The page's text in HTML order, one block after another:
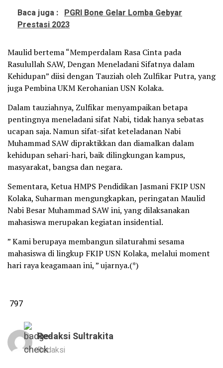
Baca juga : PGRI Bone Gelar Lomba Gebyar
Prestasi 2023
Maulid bertema “Memperdalam Rasa Cinta pada
Rasulullah SAW, Dengan Meneladani Sifatnya dalam
Kehidupan” diisi dengan Tauziah oleh Zulfikar Putra, yang
juga Pembina UKM Kerohanian USN Kolaka.
Dalam tauziahnya, Zulfikar menyampaikan betapa
pentingnya meneladani sifat Nabi, tidak hanya sebatas
ucapan saja. Namun sifat-sifat keteladanan Nabi
Muhammad SAW dipraktikkan dan diamalkan dalam
kehidupan sehari-hari, baik dilingkungan kampus,
masyarakat, bangsa dan negara.
Sementara, Ketua HMPS Pendidikan Jasmani FKIP USN
Kolaka, Suharman mengungkapkan, peringatan Maulid
Nabi Besar Muhammad SAW ini, yang dilaksanakan
mahasiswa merupakan kegiatan insidential.
” Kami berupaya membangun silaturahmi sesama
mahasiswa di lingkup FKIP USN Kolaka, melalui moment
hari raya keagamaan ini, ” ujarnya.(*)
797
Redaksi Sultrakita
Redaksi